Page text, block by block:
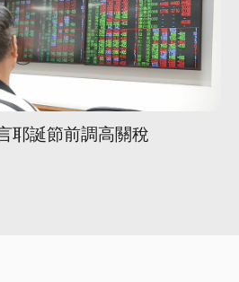
耶誕節前調高關稅